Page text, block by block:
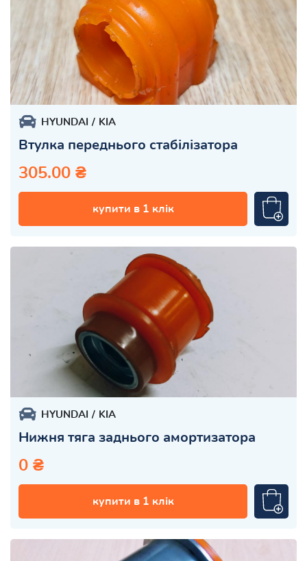
HYUNDAI KIA
Втулка переднього стабілізатора
305.00 ₴
купити в 1 клік
HYUNDAI KIA
Нижня тяга заднього амортизатора
0 ₴
купити в 1 клік